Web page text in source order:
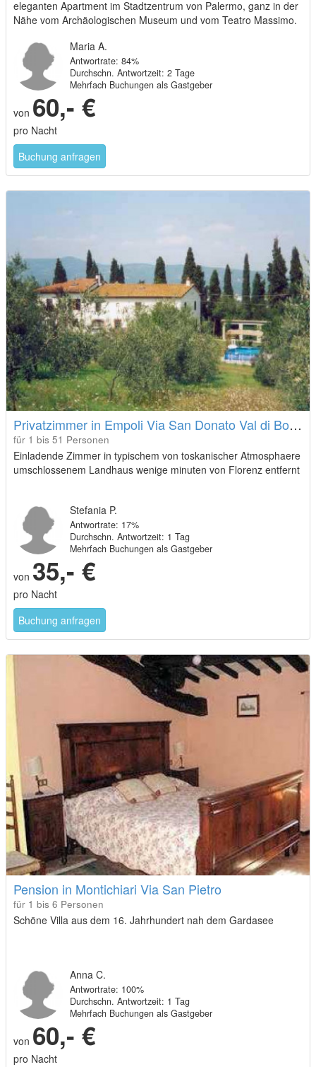
eleganten Apartment im Stadtzentrum von Palermo, ganz in der
Nähe vom Archäologischen Museum und vom Teatro Massimo.
Maria A.
Antwortrate: 84%
Durchschn. Antwortzeit: 2 Tage
Mehrfach Buchungen als Gastgeber
von 60,- €
pro Nacht
Buchung anfragen
Privatzimmer in Empoli Via San Donato Val di Botte
für 1 bis 51 Personen
Einladende Zimmer in typischem von toskanischer Atmosphaere
umschlossenem Landhaus wenige minuten von Florenz entfernt
Stefania P.
Antwortrate: 17%
Durchschn. Antwortzeit: 1 Tag
Mehrfach Buchungen als Gastgeber
von 35,- €
pro Nacht
Buchung anfragen
Pension in Montichiari Via San Pietro
für 1 bis 6 Personen
Schöne Villa aus dem 16. Jahrhundert nah dem Gardasee
Anna C.
Antwortrate: 100%
Durchschn. Antwortzeit: 1 Tag
Mehrfach Buchungen als Gastgeber
von 60,- €
pro Nacht